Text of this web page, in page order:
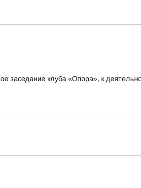
заседание клуба «Опора», к